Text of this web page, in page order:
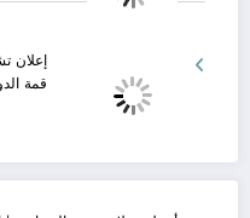
إعلان
قمة